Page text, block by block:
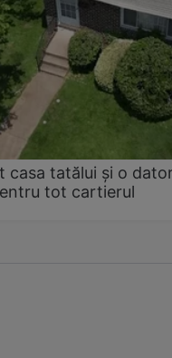
casa tatălui și o
tot cartierul